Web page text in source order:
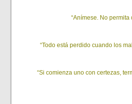
“Anímese. No
“Todo está perdido cuando los
“Si comienza uno con certezas,